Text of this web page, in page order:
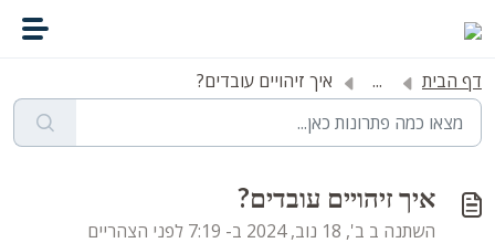
דף הבית ... איך זיהויים עובדים?
איך זיהויים עובדים?
השתנה ב ב', 18 נוב, 2024 ב- 7:19 לפני הצהריים